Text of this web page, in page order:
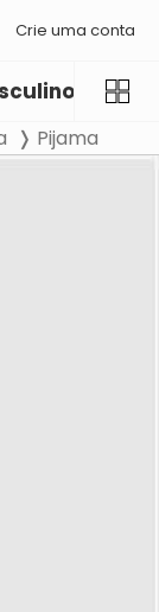
Crie uma conta
Pijama